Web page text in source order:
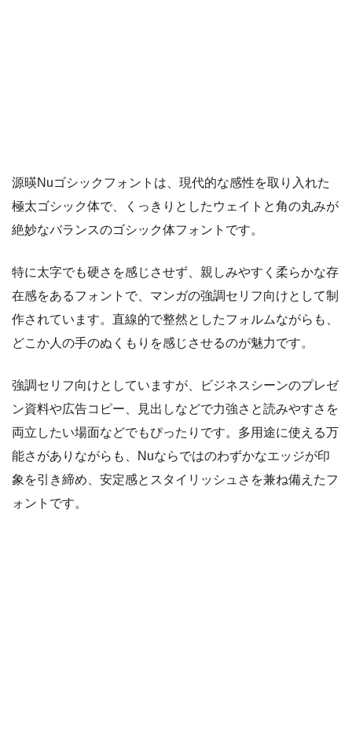
源暎Nuゴシックフォントは、現代的な感性を取り入れた
極太ゴシック体で、くっきりとしたウェイトと角の丸みが
絶妙なバランスのゴシック体フォントです。
特に太字でも硬さを感じさせず、親しみやすく柔らかな存
在感をあるフォントで、マンガの強調セリフ向けとして制
作されています。直線的で整然としたフォルムながらも、
どこか人の手のぬくもりを感じさせるのが魅力です。
強調セリフ向けとしていますが、ビジネスシーンのプレゼ
ン資料や広告コピー、見出しなどで力強さと読みやすさを
両立したい場面などでもぴったりです。多用途に使える万
能さがありながらも、Nuならではのわずかなエッジが印
象を引き締め、安定感とスタイリッシュさを兼ね備えたフ
ォントです。